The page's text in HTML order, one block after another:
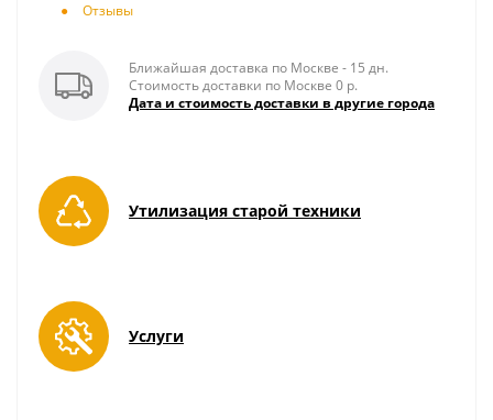
Отзывы
Ближайшая доставка по Москве - 15 дн.
Стоимость доставки по Москве 0 р.
Дата и стоимость доставки в другие города
Утилизация старой техники
Услуги